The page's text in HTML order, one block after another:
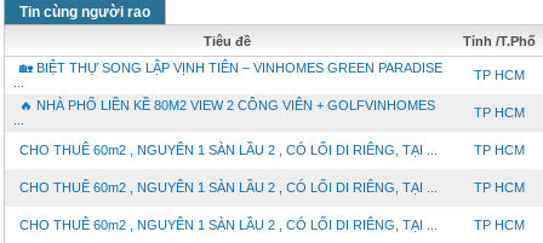
Tin cùng người rao
Tiêu đề
Tỉnh /T.Phố
🏡 BIỆT THỰ SONG LẬP VỊNH TIÊN – VINHOMES GREEN PARADISE
TP HCM
🔥 NHÀ PHỐ LIỀN KỀ 80M2 VIEW 2 CÔNG VIÊN + GOLFVINHOMES
TP HCM
CHO THUÊ 60m2 , NGUYÊN 1 SÀN LẦU 2 , CÓ LỐI DI RIÊNG, TẠI ... TP HCM
CHO THUÊ 60m2 , NGUYÊN 1 SÀN LẦU 2 , CÓ LỐI DI RIÊNG, TẠI ... TP HCM
CHO THUÊ 60m2 , NGUYÊN 1 SÀN LẦU 2 , CÓ LỐI DI RIÊNG, TẠI ... TP HCM